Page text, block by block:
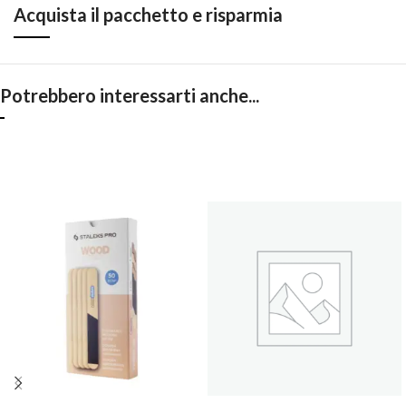
Acquista il pacchetto e risparmia
Potrebbero interessarti anche...